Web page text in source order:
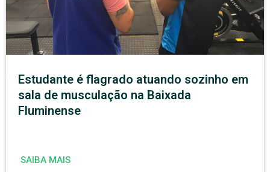
Estudante é flagrado atuando sozinho em
sala de musculação na Baixada
Fluminense
SAIBA MAIS